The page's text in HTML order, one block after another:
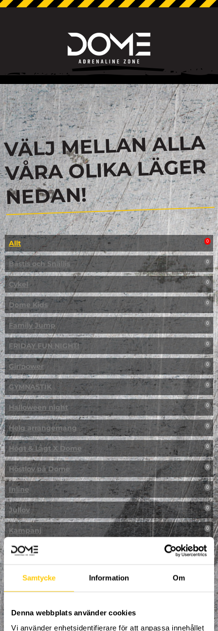
Samtycke Information Om
Denna webbplats använder cookies
Vi använder enhetsidentifierare för att anpassa innehållet
VÄLJ MELLAN ALLA
VÅRA OLIKA LÄGER
NEDAN!
Allt 0
Bästis och Snällis 0
Cykel 0
Dome Kids 0
Family Jump 0
FRIDAY FUN NIGHT! 0
Girlpower 0
GYMNASTIK 0
Halloween night 0
Helg arrangemang 0
Högt & Lågt X Dome 0
Höstlov på Dome 0
Inline 0
Jullov 0
Kampanj 0
Kickbike 0
Klättring
LAN